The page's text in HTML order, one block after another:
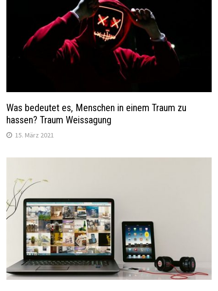
Was bedeutet es, Menschen in einem Traum zu
hassen? Traum Weissagung
15. März 2021